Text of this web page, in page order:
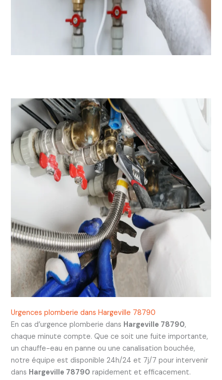
Urgences plomberie dans Hargeville 78790
En cas d’urgence plomberie dans Hargeville 78790,
chaque minute compte. Que ce soit une fuite importante,
un chauffe-eau en panne ou une canalisation bouchée,
notre équipe est disponible 24h/24 et 7j/7 pour intervenir
dans Hargeville 78790 rapidement et efficacement.